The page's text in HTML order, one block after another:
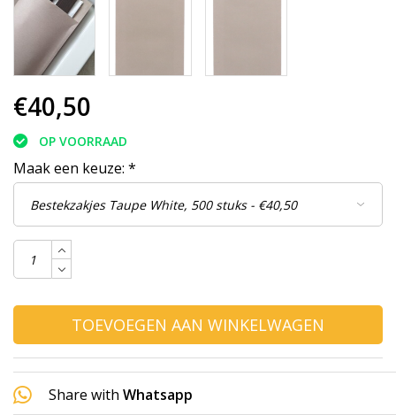
€40,50
OP VOORRAAD
Maak een keuze: *
TOEVOEGEN AAN WINKELWAGEN
Share with Whatsapp